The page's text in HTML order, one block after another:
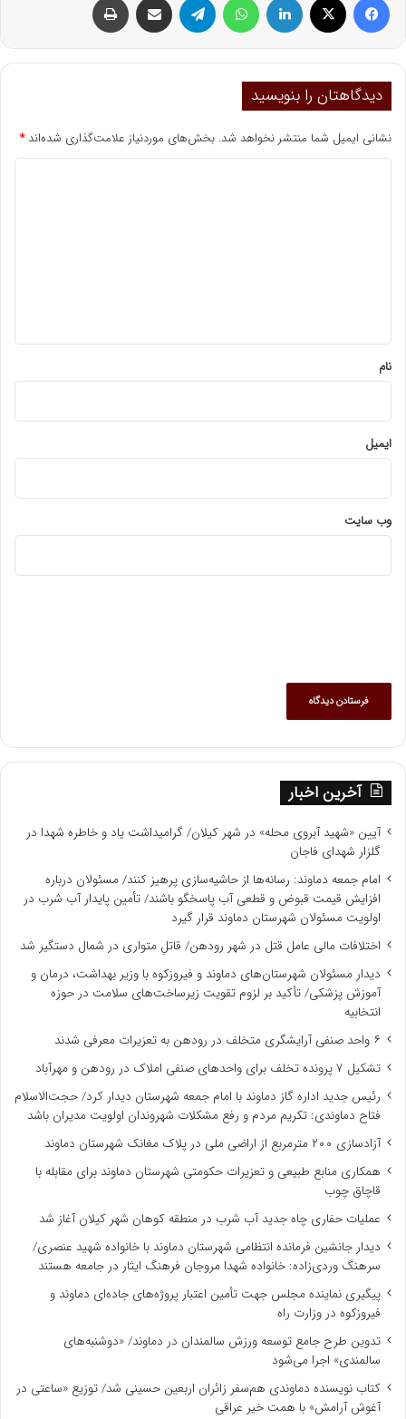
دیدگاهتان را بنویسید
نشانی ایمیل شما منتشر نخواهد شد. بخش‌های موردنیاز علامت‌گذاری شده‌اند*
نام
ایمیل
وب‌ سایت
آخرین اخبار
آیین «شهید آبروی محله» در شهر کیلان/ گرامیداشت یاد و خاطره شهدا در
گلزار شهدای فاجان
امام جمعه دماوند: رسانه‌ها از حاشیه‌سازی پرهیز کنند/ مسئولان درباره
افزایش قیمت قبوض و قطعی آب پاسخگو باشند/ تأمین پایدار آب شرب در
اولویت مسئولان شهرستان دماوند قرار گیرد
اختلافات مالی عامل قتل در شهر رودهن/ قاتلِ متواری در شمال دستگیر شد
دیدار مسئولان شهرستان‌های دماوند و فیروزکوه با وزیر بهداشت، درمان و
آموزش پزشکی/ تأکید بر لزوم تقویت زیرساخت‌های سلامت در حوزه
انتخابیه
۶ واحد صنفی آرایشگری متخلف در رودهن به تعزیرات معرفی شدند
تشکیل ۷ پرونده تخلف برای واحدهای صنفی املاک در رودهن و مهرآباد
رئیس جدید اداره گاز دماوند با امام جمعه شهرستان دیدار کرد/ حجت‌الاسلام
فتاح دماوندی: تکریم مردم و رفع مشکلات شهروندان اولویت مدیران باشد
آزادسازی ۲۰۰ مترمربع از اراضی ملی در پلاک مغانک شهرستان دماوند
همکاری منابع طبیعی و تعزیرات حکومتی شهرستان دماوند برای مقابله با
قاچاق چوب
عملیات حفاری چاه جدید آب شرب در منطقه کوهان شهر کیلان آغاز شد
دیدار جانشین فرمانده انتظامی شهرستان دماوند با خانواده شهید عنصری/
سرهنگ وردی‌زاده: خانواده شهدا مروجان فرهنگ ایثار در جامعه هستند
پیگیری نماینده مجلس جهت تأمین اعتبار پروژه‌های جاده‌ای دماوند و
فیروزکوه در وزارت راه
تدوین طرح جامع توسعه ورزش سالمندان در دماوند/ «دوشنبه‌های
سالمندی» اجرا می‌شود
کتاب نویسنده دماوندی هم‌سفر زائران اربعین حسینی شد/ توزیع «ساعتی در
آغوش آرامش» با همت خیر عراقی